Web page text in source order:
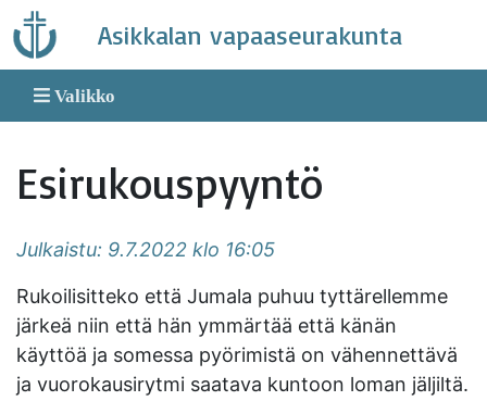
Skip
to
content
Asikkalan vapaaseurakunta
Valikko
Esirukouspyyntö
Julkaistu: 9.7.2022 klo 16:05
Rukoilisitteko että Jumala puhuu tyttärellemme
järkeä niin että hän ymmärtää että känän
käyttöä ja somessa pyörimistä on vähennettävä
ja vuorokausirytmi saatava kuntoon loman jäljiltä.